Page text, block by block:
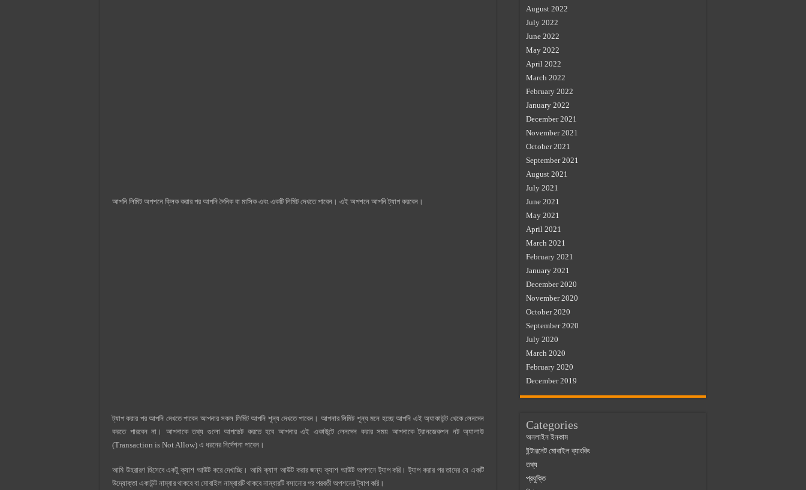
আপনি লিমিট অপশনে ক্লিক করার পর আপনি দৈনিক বা মাসিক এবং একটি লিমিট দেখতে পাবেন। এই অপশনে আপনি ট্যাপ করবেন।
ট্যাপ করার পর আপনি দেখতে পাবেন আপনার সকল লিমিট আপনি শূন্য দেখতে পাবেন। আপনার লিমিট শূন্য মনে হচ্ছে আপনি এই অ্যাকাউন্ট থেকে লেনদেন
করতে পারবেন না। আপনাকে তথ্য গুলো আপডেট করতে হবে আপনার এই একাউন্টে লেনদেন করার সময় আপনাকে ট্রানজেকশন নট অ্যালাউ
(Transaction is Not Allow) এ ধরনের নির্দেশনা পাবেন।
আমি উহরারণ হিসেবে একটু ক্যাশ আউট করে দেখাচ্ছি। আমি ক্যাশ আউট করার জন্য ক্যাশ আউট অপশনে ট্যাপ করি। ট্যাপ করার পর তাদের যে একটি
উদ্যোক্তা একাউন্ট নাম্বার থাকবে বা মোবাইল নাম্বারটি থাকবে নাম্বারটি বসানোর পর পরবর্তী অপশনের ট্যাপ করি।
August 2022
July 2022
June 2022
May 2022
April 2022
March 2022
February 2022
January 2022
December 2021
November 2021
October 2021
September 2021
August 2021
July 2021
June 2021
May 2021
April 2021
March 2021
February 2021
January 2021
December 2020
November 2020
October 2020
September 2020
July 2020
March 2020
February 2020
December 2019
Categories
অনলাইন ইনকাম
ইন্টারনেট মোবাইল ব্যাংকিং
তথ্য
প্রযুক্তি